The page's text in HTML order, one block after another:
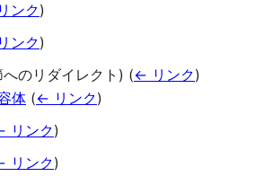
ンク)
ンク)
へのリダイレクト) (← リンク)
体 (← リンク)
リンク)
リンク)